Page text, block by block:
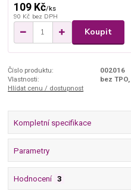
109 Kč/ks
90 Kč bez DPH
Koupit
Číslo produktu:
002016
Vlastnosti:
bez
Hlídat cenu / dostupnost
Kompletní specifikace
Parametry
Hodnocení 3